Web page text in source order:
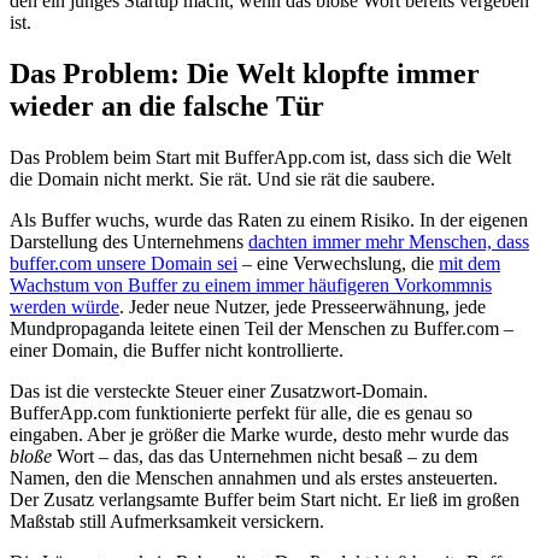
ist.
Das Problem: Die Welt klopfte immer
wieder an die falsche Tür
Das Problem beim Start mit BufferApp.com ist, dass sich die Welt
die Domain nicht merkt. Sie rät. Und sie rät die saubere.
Als Buffer wuchs, wurde das Raten zu einem Risiko. In der eigenen
Darstellung des Unternehmens dachten immer mehr Menschen, dass
buffer.com unsere Domain sei – eine Verwechslung, die mit dem
Wachstum von Buffer zu einem immer häufigeren Vorkommnis
werden würde. Jeder neue Nutzer, jede Presseerwähnung, jede
Mundpropaganda leitete einen Teil der Menschen zu Buffer.com –
einer Domain, die Buffer nicht kontrollierte.
Das ist die versteckte Steuer einer Zusatzwort-Domain.
BufferApp.com funktionierte perfekt für alle, die es genau so
eingaben. Aber je größer die Marke wurde, desto mehr wurde das
bloße Wort – das, das das Unternehmen nicht besaß – zu dem
Namen, den die Menschen annahmen und als erstes ansteuerten.
Der Zusatz verlangsamte Buffer beim Start nicht. Er ließ im großen
Maßstab still Aufmerksamkeit versickern.